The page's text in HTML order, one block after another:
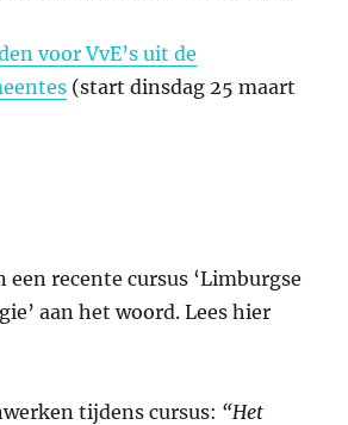
voor VvE’s uit de
(start dinsdag 25 maart
een recente cursus ‘Limburgse
aan het woord. Lees hier
tijdens cursus: “Het